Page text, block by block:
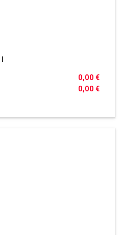
0,00 €
0,00 €